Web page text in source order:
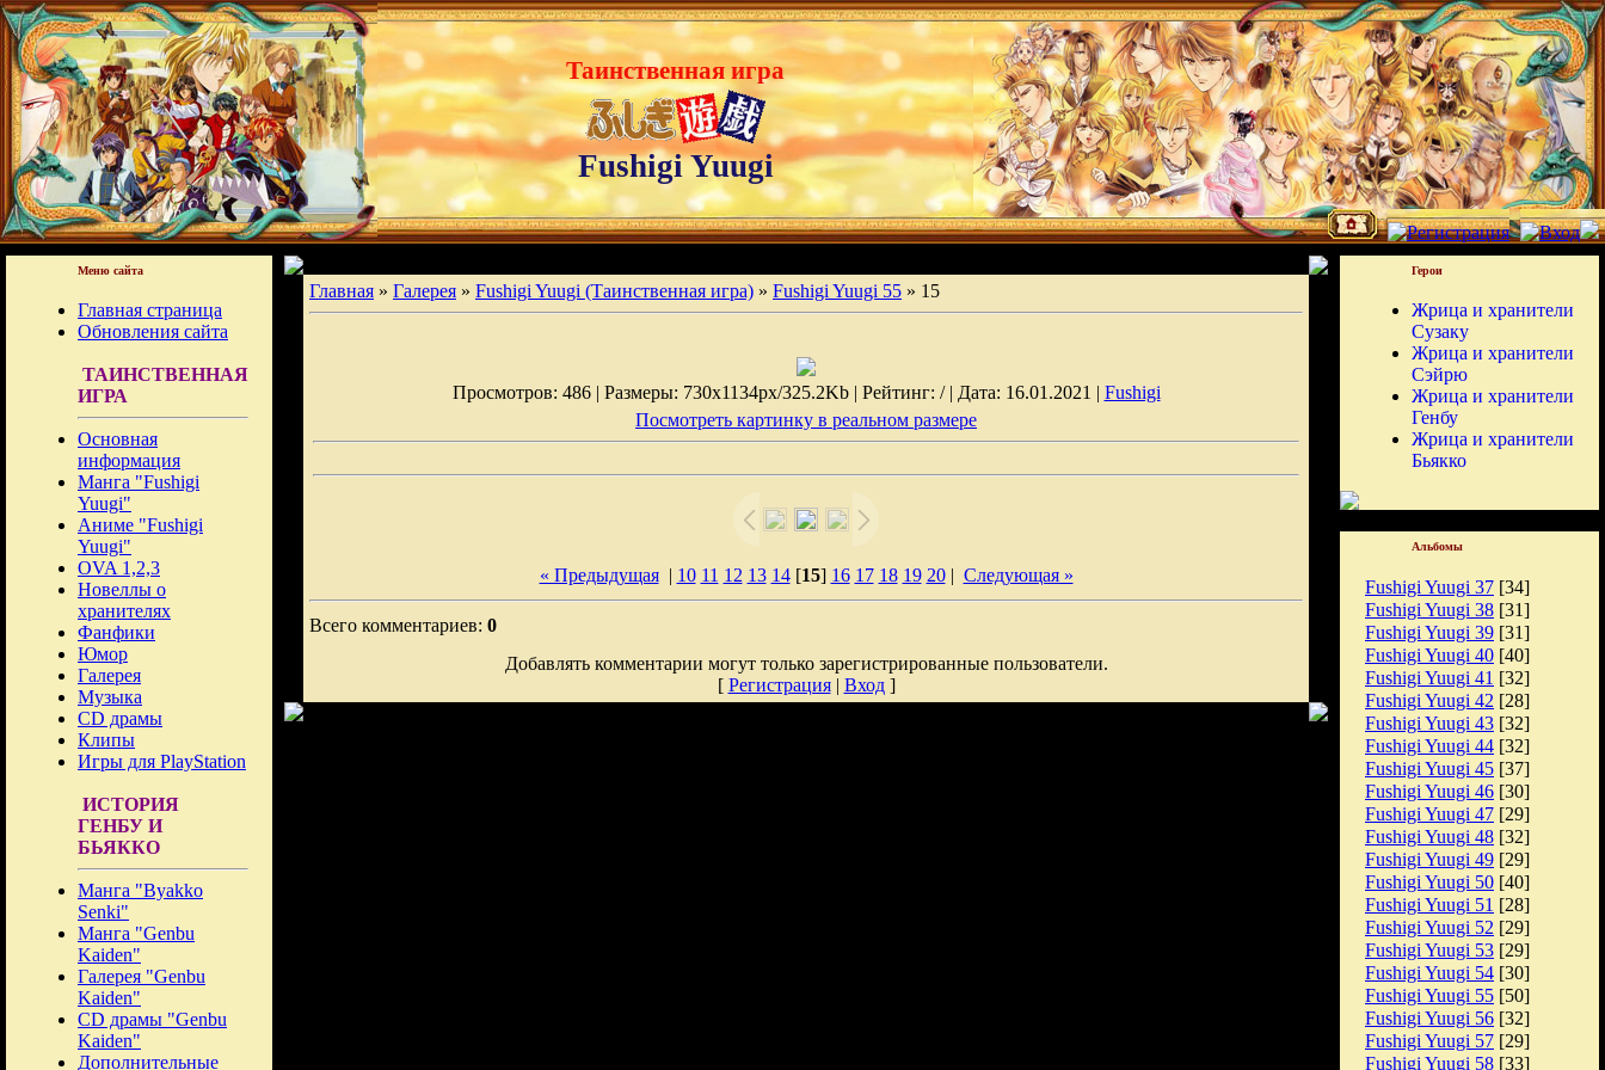
Таинственная игра
Fushigi Yuugi
Меню сайта
Главная страница
Обновления сайта
ТАИНСТВЕННАЯ
ИГРА
Основная
информация
Манга "Fushigi
Yuugi"
Аниме "Fushigi
Yuugi"
OVA 1,2,3
Новеллы о
хранителях
Фанфики
Юмор
Галерея
Музыка
CD драмы
Клипы
Игры для PlayStation
ИСТОРИЯ
ГЕНБУ И
БЬЯККО
Манга "Byakko
Senki"
Манга "Genbu
Kaiden"
Галерея "Genbu
Kaiden"
CD драмы "Genbu
Kaiden"
Дополнительные
Главная » Галерея » Fushigi Yuugi (Таинственная игра) » Fushigi Yuugi 55 » 15
Просмотров: 486 | Размеры: 730x1134px/325.2Kb | Рейтинг: / | Дата: 16.01.2021 | Fushigi
Посмотреть картинку в реальном размере
« Предыдущая| 10 11 12 13 14[15] 16 17 18 19 20| Следующая »
Всего комментариев: 0
Добавлять комментарии могут только зарегистрированные пользователи.
[ Регистрация| Вход]
Герои
Жрица и хранители
Сузаку
Жрица и хранители
Сэйрю
Жрица и хранители
Генбу
Жрица и хранители
Бьякко
Альбомы
Fushigi Yuugi 37 [34]
Fushigi Yuugi 38 [31]
Fushigi Yuugi 39 [31]
Fushigi Yuugi 40 [40]
Fushigi Yuugi 41 [32]
Fushigi Yuugi 42 [28]
Fushigi Yuugi 43 [32]
Fushigi Yuugi 44 [32]
Fushigi Yuugi 45 [37]
Fushigi Yuugi 46 [30]
Fushigi Yuugi 47 [29]
Fushigi Yuugi 48 [32]
Fushigi Yuugi 49 [29]
Fushigi Yuugi 50 [40]
Fushigi Yuugi 51 [28]
Fushigi Yuugi 52 [29]
Fushigi Yuugi 53 [29]
Fushigi Yuugi 54 [30]
Fushigi Yuugi 55 [50]
Fushigi Yuugi 56 [32]
Fushigi Yuugi 57 [29]
Fushigi Yuugi 58 [33]